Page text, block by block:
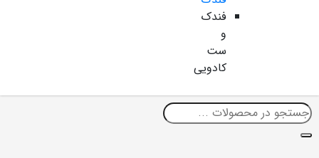
فندک
و
ست
کادویی